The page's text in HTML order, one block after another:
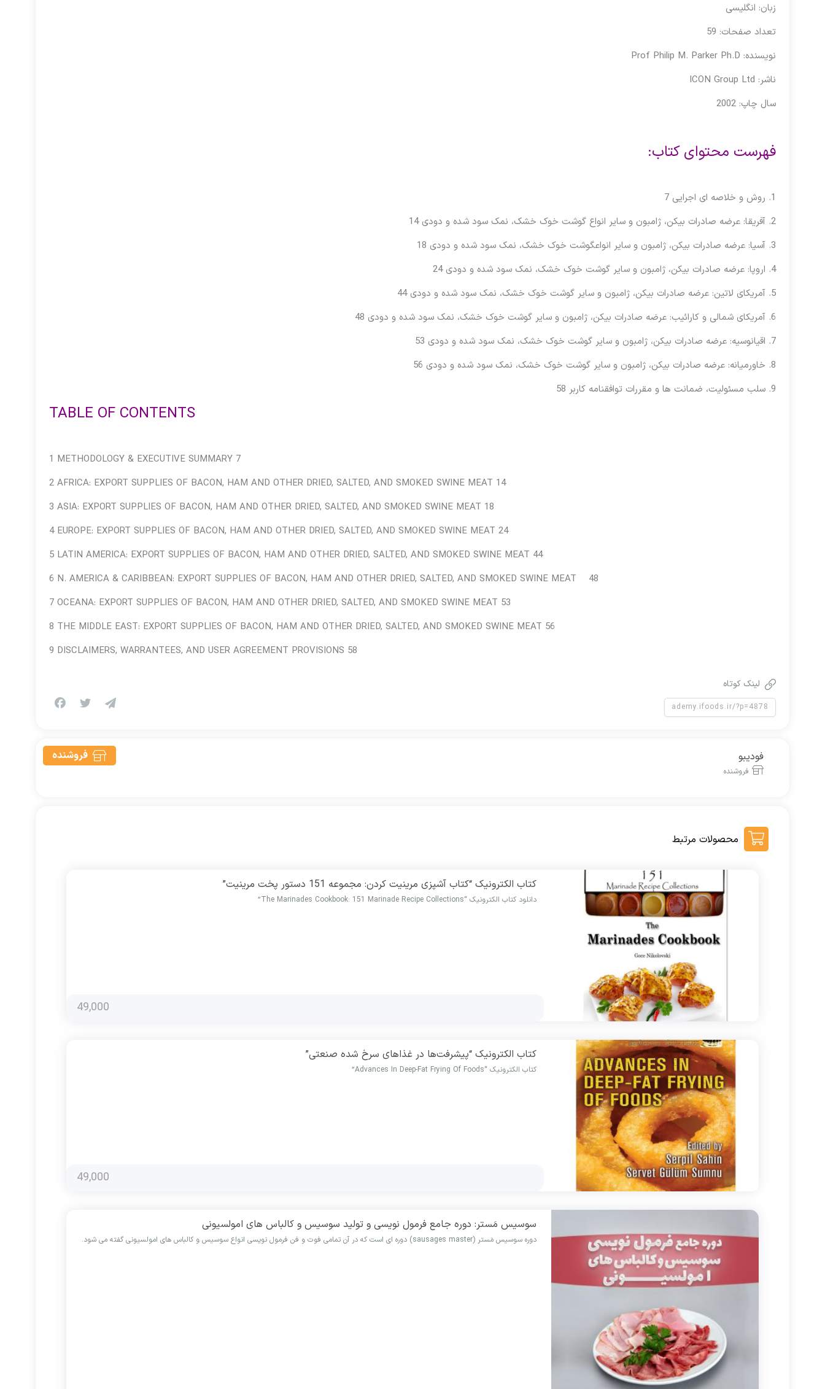
زبان: انگلیسی
تعداد صفحات: 59
نویسنده: Prof Philip M. Parker Ph.D
ناشر: ICON Group Ltd
سال چاپ: 2002
فهرست محتوای کتاب:
1. روش و خلاصه ای اجرایی 7
2. آفریقا: عرضه صادرات بیکن، ژامبون و سایر انواع گوشت خوک خشک، نمک سود شده و دودی 14
3. آسیا: عرضه صادرات بیکن، ژامبون و سایر انواعگوشت خوک خشک، نمک سود شده و دودی 18
4. اروپا: عرضه صادرات بیکن، ژامبون و سایر گوشت خوک خشک، نمک سود شده و دودی 24
5. آمریکای لاتین: عرضه صادرات بیکن، ژامبون و سایر گوشت خوک خشک، نمک سود شده و دودی 44
6. آمریکای شمالی و کارائیب: عرضه صادرات بیکن، ژامبون و سایر گوشت خوک خشک، نمک سود شده و دودی 48
7. اقیانوسیه: عرضه صادرات بیکن، ژامبون و سایر گوشت خوک خشک، نمک سود شده و دودی 53
8. خاورمیانه: عرضه صادرات بیکن، ژامبون و سایر گوشت خوک خشک، نمک سود شده و دودی 56
9. سلب مسئولیت، ضمانت ها و مقررات توافقنامه کاربر 58
TABLE OF CONTENTS
1 METHODOLOGY & EXECUTIVE SUMMARY 7
2 AFRICA: EXPORT SUPPLIES OF BACON, HAM AND OTHER DRIED, SALTED, AND SMOKED SWINE MEAT 14
3 ASIA: EXPORT SUPPLIES OF BACON, HAM AND OTHER DRIED, SALTED, AND SMOKED SWINE MEAT 18
4 EUROPE: EXPORT SUPPLIES OF BACON, HAM AND OTHER DRIED, SALTED, AND SMOKED SWINE MEAT 24
5 LATIN AMERICA: EXPORT SUPPLIES OF BACON, HAM AND OTHER DRIED, SALTED, AND SMOKED SWINE MEAT 44
6 N. AMERICA & CARIBBEAN: EXPORT SUPPLIES OF BACON, HAM AND OTHER DRIED, SALTED, AND SMOKED SWINE MEAT 48
7 OCEANA: EXPORT SUPPLIES OF BACON, HAM AND OTHER DRIED, SALTED, AND SMOKED SWINE MEAT 53
8 THE MIDDLE EAST: EXPORT SUPPLIES OF BACON, HAM AND OTHER DRIED, SALTED, AND SMOKED SWINE MEAT 56
9 DISCLAIMERS, WARRANTEES, AND USER AGREEMENT PROVISIONS 58
لینک کوتاه
فروشنده فودیبو
فروشنده
محصولات مرتبط
کتاب الکترونیک “کتاب آشپزی مرینیت کردن: مجموعه 151 دستور پخت مرینیت”
دانلود کتاب الکترونیک “The Marinades Cookbook: 151 Marinade Recipe Collections”
49,000
کتاب الکترونیک “پیشرفت‌ها در غذاهای سرخ شده صنعتی”
کتاب الکترونیک “Advances In Deep-Fat Frying Of Foods”
49,000
سوسیس مَستر: دوره جامع فرمول نویسی و تولید سوسیس و کالباس های امولسیونی
دوره سوسیس مَستر (sausages master) دوره ای است که در آن تمامی فوت و فن فرمول نویسی انواع سوسیس و کالباس های امولسیونی گفته می شود.